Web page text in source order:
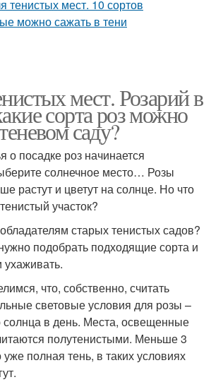
мест. Розарий в
сорта роз можно
саду?
о посадке роз начинается
солнечное место… Розы
растут и цветут на солнце. Но что
участок?
старых тенистых садов?
подобрать подходящие сорта и
что, собственно, считать
световые условия для розы –
солнца в день. Места, освещенные
полутенистыми. Меньше 3
полная тень, в таких условиях